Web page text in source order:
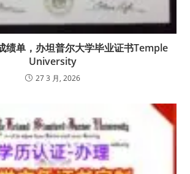
绩单，办坦普尔大学毕业证书Temple
University
27 3 月, 2026